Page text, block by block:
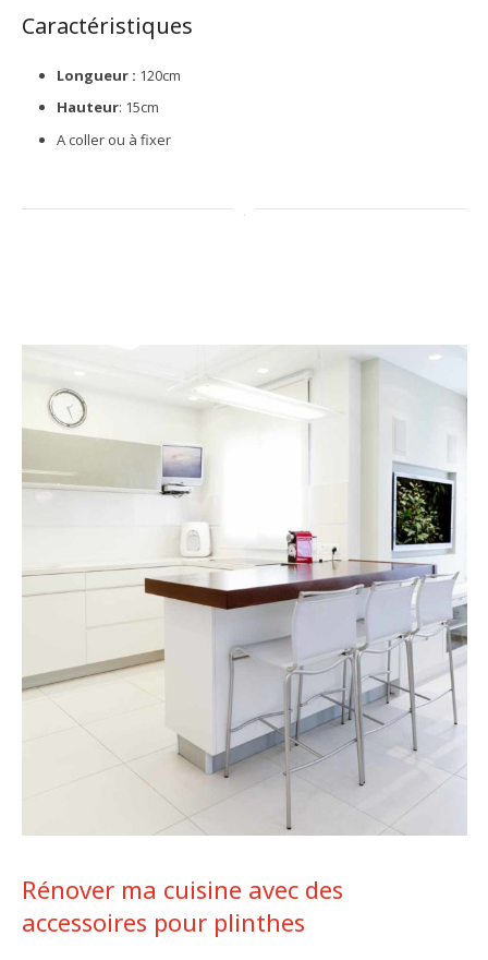
Caractéristiques
Longueur : 120cm
Hauteur: 15cm
A coller ou à fixer
Rénover ma cuisine avec des
accessoires pour plinthes